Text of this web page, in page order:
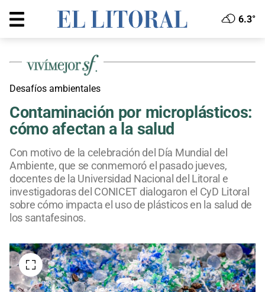
6.3°
Desafíos ambientales
Contaminación por microplásticos:
cómo afectan a la salud
Con motivo de la celebración del Día Mundial del
Ambiente, que se conmemoró el pasado jueves,
docentes de la Universidad Nacional del Litoral e
investigadoras del CONICET dialogaron el CyD Litoral
sobre cómo impacta el uso de plásticos en la salud de
los santafesinos.